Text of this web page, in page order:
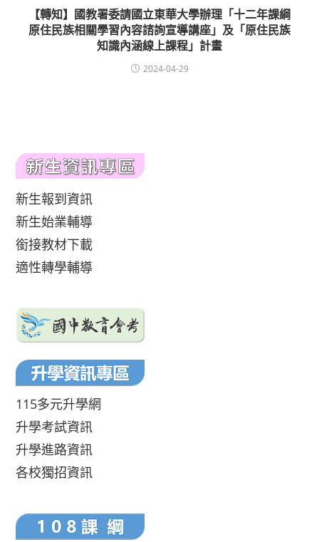
【轉知】國教署委請國立東華大學辦理「十二年課綱
原住民族相關學習內容諮詢宣導講座」及「原住民族
知識內涵線上課程」計畫
2024-04-29
新生報到資訊
新生始業輔導
銜接教材下載
適性轉學輔導
115多元升學網
升學考試資訊
升學進路資訊
各校獨招資訊